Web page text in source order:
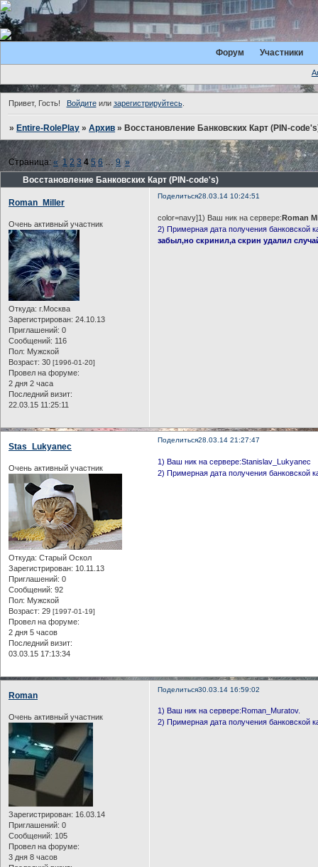
Форум Участники
Привет, Гость! Войдитеили зарегистрируйтесь.
»Entire-RolePlay »Архив »Восстановление Банковских Карт (PIN-
Восстановление Банковских Карт (PIN-code's)
Страница:« 1 2 3 4 5 6 … 9 »
Поделиться28.03.14 10:24:51
Roman_Miller
Очень активный участник
Откуда: г.Москва
Зарегистрирован: 24.10.13
Приглашений: 0
Сообщений: 116
Пол: Мужской
Возраст: 30 [1996-01-20]
Провел на форуме:
2 дня 2 часа
Последний визит:
22.03.15 11:25:11
color=navy]1) Ваш ник на сервере:Roman
2) Примерная дата получения банковской
забыл,но скринил,а скрин удалил
Поделиться28.03.14 21:27:47
Stas_Lukyanec
Очень активный участник
Откуда: Старый Оскол
Зарегистрирован: 10.11.13
Приглашений: 0
Сообщений: 92
Пол: Мужской
Возраст: 29 [1997-01-19]
Провел на форуме:
2 дня 5 часов
Последний визит:
03.03.15 17:13:34
1) Ваш ник на сервере:Stanislav_Lukyanec
2) Примерная дата получения банковской
Поделиться30.03.14 16:59:02
Roman
Очень активный участник
Зарегистрирован: 16.03.14
Приглашений: 0
Сообщений: 105
Провел на форуме:
3 дня 8 часов
1) Ваш ник на сервере:Roman_Muratov.
2) Примерная дата получения банковской